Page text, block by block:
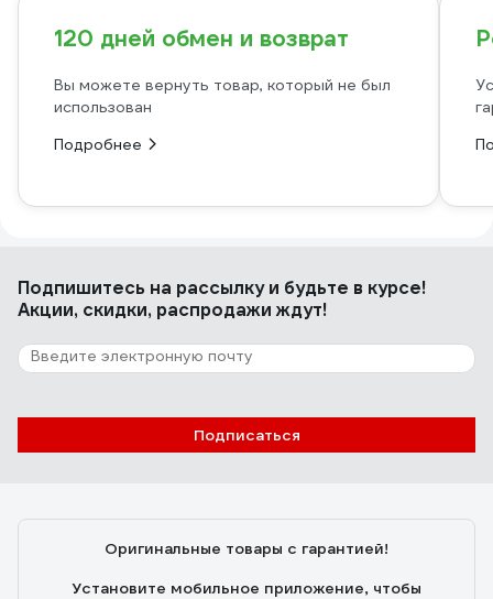
120 дней обмен и возврат
Вы можете вернуть товар, который не был
использован
Подробнее
Подпишитесь на рассылкуи будьте в курсе!
Акции, скидки, распродажи ждут!
Подписаться
Оригинальные товары с гарантией!
Установите мобильное приложение, чтобы